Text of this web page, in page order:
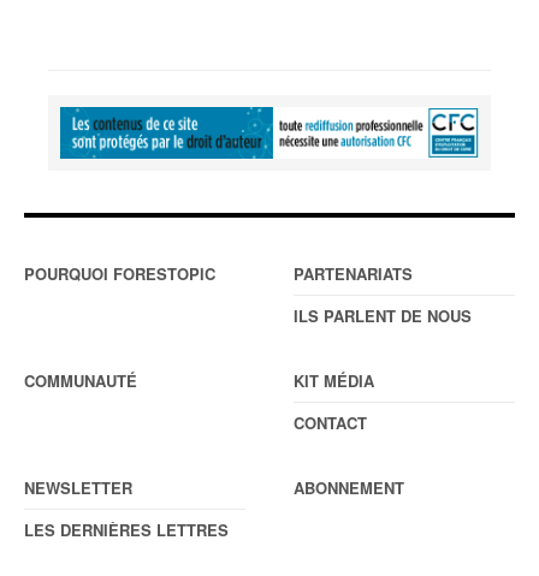
POURQUOI FORESTOPIC
PARTENARIATS
ILS PARLENT DE NOUS
COMMUNAUTÉ
KIT MÉDIA
CONTACT
NEWSLETTER
LES DERNIÈRES LETTRES
ABONNEMENT